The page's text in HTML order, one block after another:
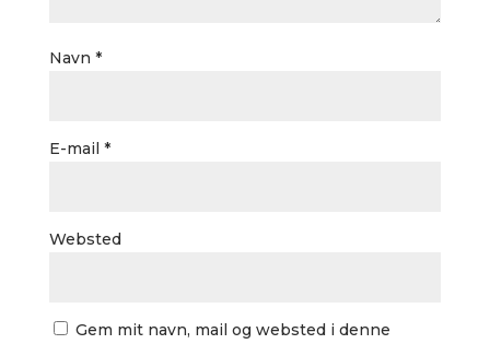
Navn *
E-mail *
Websted
Gem mit navn, mail og websted i denne